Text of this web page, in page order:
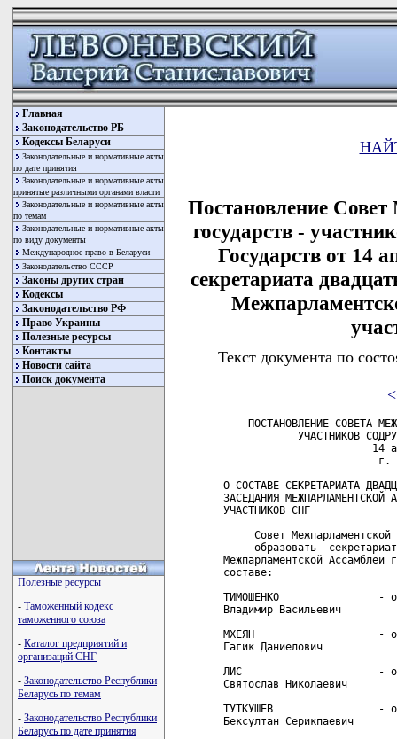
Главная
Законодательство РБ
Кодексы Беларуси
Законодательные и нормативные акты
по дате принятия
Законодательные и нормативные акты
принятые различными органами власти
Законодательные и нормативные акты
по темам
Законодательные и нормативные акты
по виду документы
Международное право в Беларуси
Законодательство СССР
Законы других стран
Кодексы
Законодательство РФ
Право Украины
Полезные ресурсы
Контакты
Новости сайта
Поиск документа
Полезные ресурсы
- Таможенный кодекс
таможенного союза
- Каталог предприятий и
организаций СНГ
- Законодательство Республики
Беларусь по темам
- Законодательство Республики
Беларусь по дате принятия
Постановление
государств -
Государств от 14
секретариата
Текст документа по
ПОСТАНОВЛЕНИЕ СОВЕТА
УЧАСТНИКОВ
14
г.
О СОСТАВЕ СЕКРЕТАРИАТА
ЗАСЕДАНИЯ МЕЖПАРЛАМЕНТСКОЙ
УЧАСТНИКОВ СНГ
Совет Межпарламентской
образовать
Межпарламентской
составе:
ТИМОШЕНКО                - от
Владимир Васильевич
МХЕЯН                    - от
Гагик Даниелович
ЛИС                      - от
Святослав Николаевич
ТУТКУШЕВ                 - от
Бексултан Серикпаевич